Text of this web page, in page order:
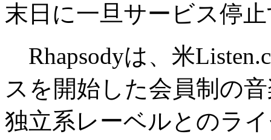
末日に一旦サービス停
Rhapsodyは、米
スを開始した会員制の
独立系レーベルとのラ